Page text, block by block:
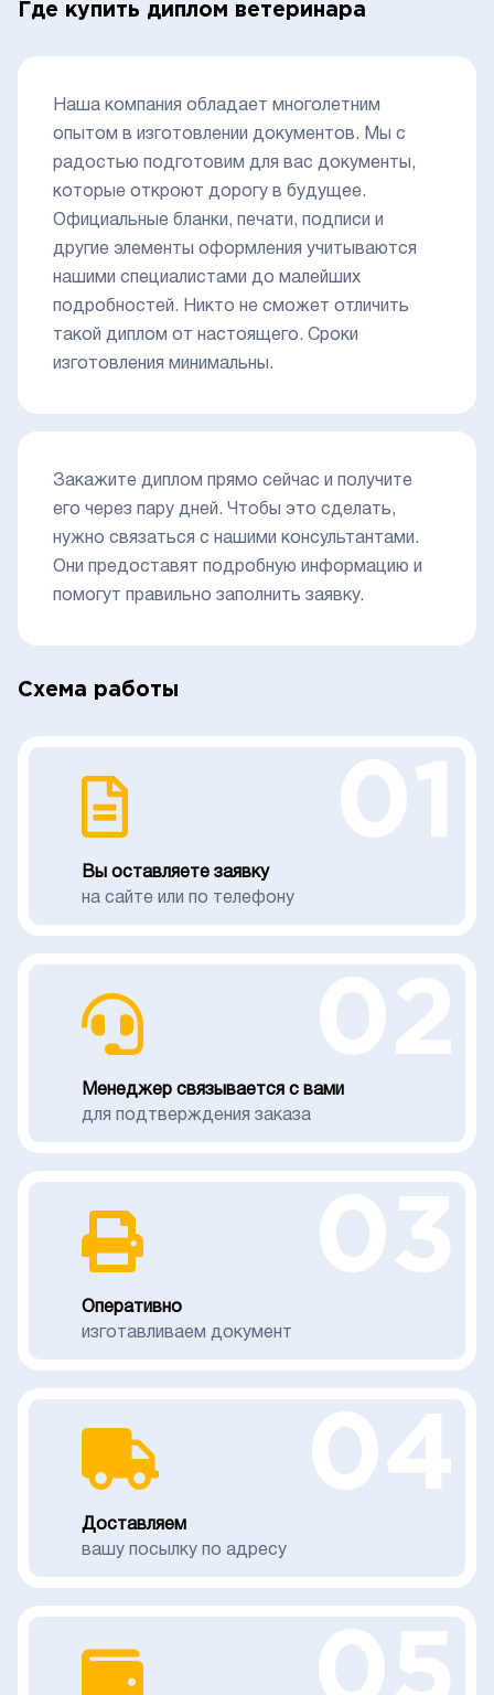
Где купить диплом ветеринара
Наша компания обладает многолетним
опытом в изготовлении документов. Мы с
радостью подготовим для вас документы,
которые откроют дорогу в будущее.
Официальные бланки, печати, подписи и
другие элементы оформления учитываются
нашими специалистами до малейших
подробностей. Никто не сможет отличить
такой диплом от настоящего. Сроки
изготовления минимальны.
Закажите диплом прямо сейчас и получите
его через пару дней. Чтобы это сделать,
нужно связаться с нашими консультантами.
Они предоставят подробную информацию и
помогут правильно заполнить заявку.
Схема работы
Вы оставляете заявку
на сайте или по телефону
Менеджер связывается с вами
для подтверждения заказа
Оперативно
изготавливаем документ
Доставляем
вашу посылку по адресу